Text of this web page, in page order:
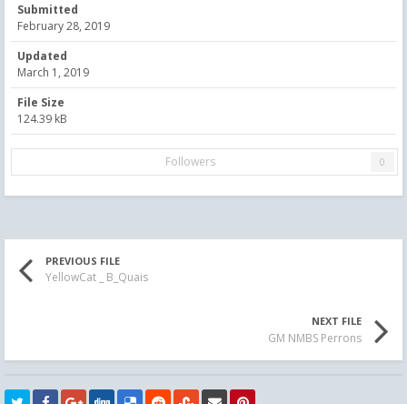
Submitted
February 28, 2019
Updated
March 1, 2019
File Size
124.39 kB
Followers 0
PREVIOUS FILE
YellowCat _ B_Quais
NEXT FILE
GM NMBS Perrons